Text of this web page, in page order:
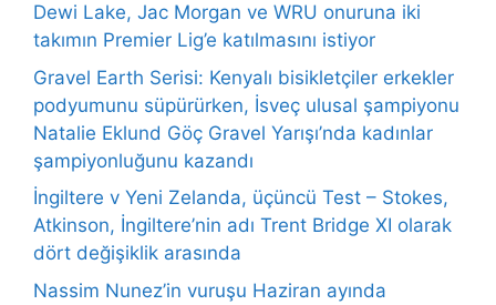
Dewi Lake, Jac Morgan ve WRU onuruna iki
takımın Premier Lig’e katılmasını istiyor
Gravel Earth Serisi: Kenyalı bisikletçiler erkekler
podyumunu süpürürken, İsveç ulusal şampiyonu
Natalie Eklund Göç Gravel Yarışı’nda kadınlar
şampiyonluğunu kazandı
İngiltere v Yeni Zelanda, üçüncü Test – Stokes,
Atkinson, İngiltere’nin adı Trent Bridge XI olarak
dört değişiklik arasında
Nassim Nunez’in vuruşu Haziran ayında